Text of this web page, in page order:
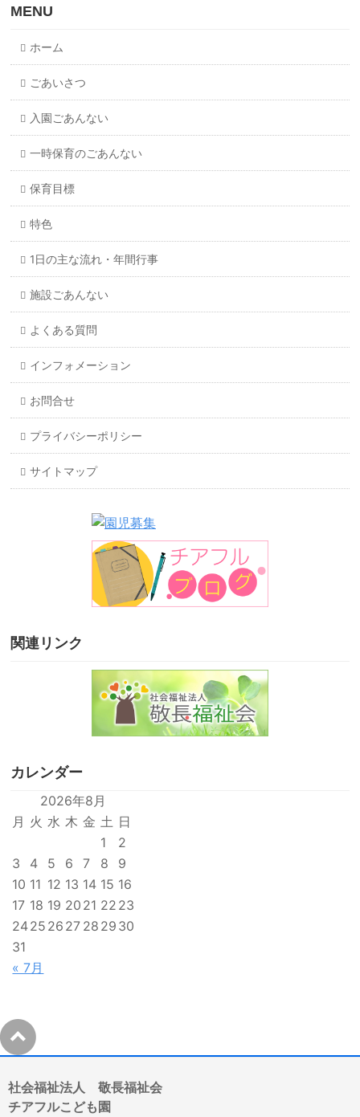
MENU
ホーム
ごあいさつ
入園ごあんない
一時保育のごあんない
保育目標
特色
1日の主な流れ・年間行事
施設ごあんない
よくある質問
インフォメーション
お問合せ
プライバシーポリシー
サイトマップ
関連リンク
カレンダー
2026年8月
月 火 水 木 金 土 日
« 7月
1
2
3
4 5 6 7 8
9
10 11 12 13 14 15 16
17 18 19 20 21 22 23
2425 26 27 28 29 30
31
社会福祉法人 敬長福祉会
チアフルこども園